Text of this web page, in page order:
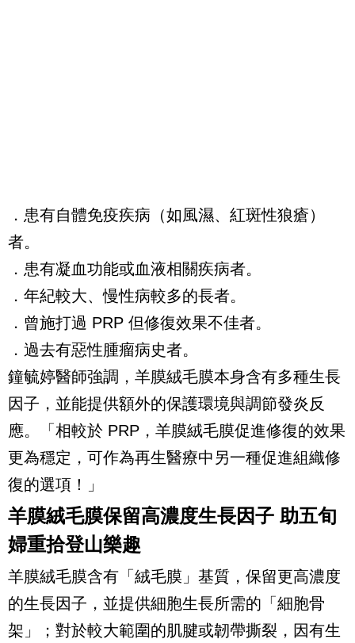
．患有自體免疫疾病（如風濕、紅斑性狼瘡）
者。
．患有凝血功能或血液相關疾病者。
．年紀較大、慢性病較多的長者。
．曾施打過 PRP 但修復效果不佳者。
．過去有惡性腫瘤病史者。
鐘毓婷醫師強調，羊膜絨毛膜本身含有多種生長
因子，並能提供額外的保護環境與調節發炎反
應。「相較於 PRP，羊膜絨毛膜促進修復的效果
更為穩定，可作為再生醫療中另一種促進組織修
復的選項！」
羊膜絨毛膜保留高濃度生長因子 助五旬
婦重拾登山樂趣
羊膜絨毛膜含有「絨毛膜」基質，保留更高濃度
的生長因子，並提供細胞生長所需的「細胞骨
架」；對於較大範圍的肌腱或韌帶撕裂，因有生